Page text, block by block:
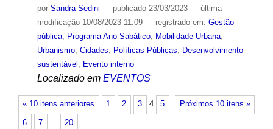
por Sandra Sedini — publicado23/03/2023 — última
modificação10/08/2023 11:09 — registrado em: Gestão
pública, Programa Ano Sabático, Mobilidade Urbana,
Urbanismo, Cidades, Políticas Públicas, Desenvolvimento
sustentável , Evento interno
Localizado em EVENTOS
« 10 itens anteriores Próximos 10 itens »
1 2 3 4 5
6 7 … 20